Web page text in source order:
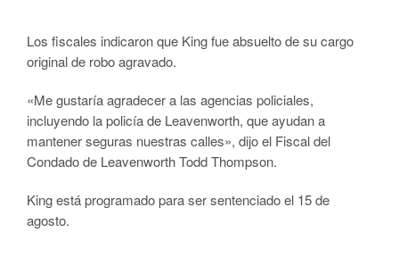
Los fiscales indicaron que King fue absuelto de su cargo
original de robo agravado.
«Me gustaría agradecer a las agencias policiales,
incluyendo la policía de Leavenworth, que ayudan a
mantener seguras nuestras calles», dijo el Fiscal del
Condado de Leavenworth Todd Thompson.
King está programado para ser sentenciado el 15 de
agosto.